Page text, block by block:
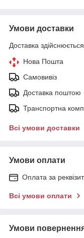
Умови доставки
Доставка
Нова Пошта
Самовивіз
Доставка поштою
Транспортна
Всі умови доставки
Умови оплати
Оплата за
Всі умови оплати
Умови